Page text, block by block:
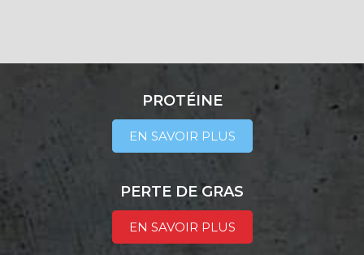
PROTÉINE
EN SAVOIR PLUS
PERTE DE GRAS
EN SAVOIR PLUS